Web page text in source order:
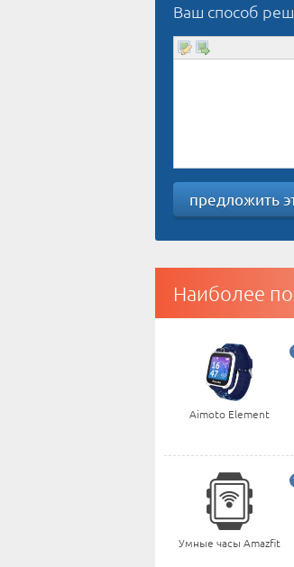
Ваш способ
предложить
Наиболее
Aimoto Element
Умные часы Amazfit